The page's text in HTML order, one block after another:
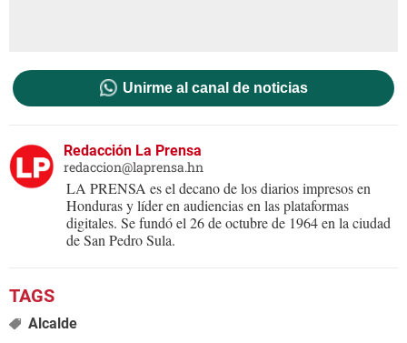
Unirme al canal de noticias
Redacción La Prensa
redaccion@laprensa.hn
LA PRENSA es el decano de los diarios impresos en
Honduras y líder en audiencias en las plataformas
digitales. Se fundó el 26 de octubre de 1964 en la ciudad
de San Pedro Sula.
Alcalde